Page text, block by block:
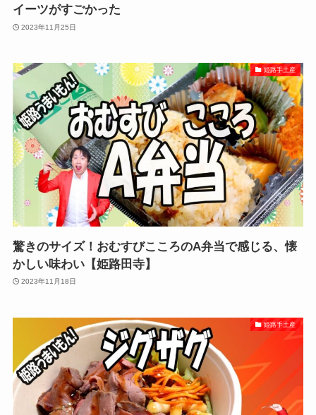
イーツがすごかった
2023年11月25日
姫路手土産
驚きのサイズ！おむすびこころのA弁当で感じる、懐
かしい味わい【姫路田寺】
2023年11月18日
姫路手土産